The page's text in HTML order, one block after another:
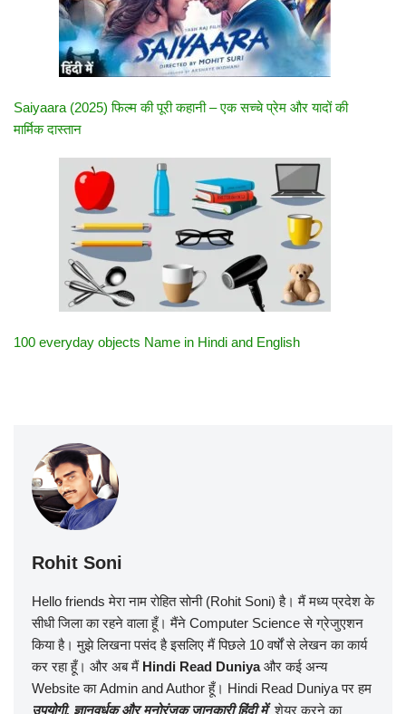
Saiyaara (2025) फिल्म की पूरी कहानी – एक सच्चे प्रेम और यादों की
मार्मिक दास्तान
100 everyday objects Name in Hindi and English
Rohit Soni
Hello friends मेरा नाम रोहित सोनी (Rohit Soni) है। मैं मध्य प्रदेश के
सीधी जिला का रहने वाला हूँ। मैंने Computer Science से ग्रेजुएशन
किया है। मुझे लिखना पसंद है इसलिए मैं पिछले 10 वर्षों से लेखन का कार्य
कर रहा हूँ। और अब मैं Hindi Read Duniyaऔर कई अन्य
Website का Admin and Author हूँ। Hindi Read Duniya पर हम
उपयोगी, ज्ञानवर्धक और मनोरंजक जानकारी हिंदी मेंशेयर करने का